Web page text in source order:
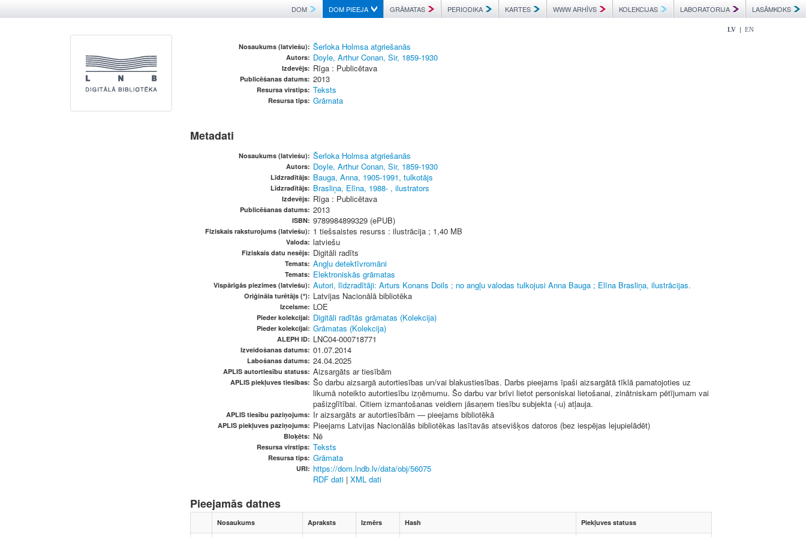
DOM DOM PIEEJA GRĀMATAS PERIODIKA KARTES WWW ARHĪVS KOLEKCIJAS LABORATORIJA LASĀMKOKS
LV | EN
Nosaukums (latviešu): Šerloka Holmsa atgriešanās
Autors: Doyle, Arthur Conan, Sir, 1859-1930
Izdevējs: Rīga : Publicētava
Publicēšanas datums: 2013
Resursa virstips: Teksts
Resursa tips: Grāmata
Metadati
Nosaukums (latviešu): Šerloka Holmsa atgriešanās
Autors: Doyle, Arthur Conan, Sir, 1859-1930
Līdzradītājs: Bauga, Anna, 1905-1991, tulkotājs
Līdzradītājs: Brasliņa, Elīna, 1988- , ilustrators
Izdevējs: Rīga : Publicētava
Publicēšanas datums: 2013
ISBN: 9789984899329 (ePUB)
Fiziskais raksturojums (latviešu): 1 tiešsaistes resurss : ilustrācija ; 1,40 MB
Valoda: latviešu
Fiziskais datu nesējs: Digitāli radīts
Temats: Angļu detektīvromāni
Temats: Elektroniskās grāmatas
Vispārīgās piezīmes (latviešu): Autori, līdzradītāji: Arturs Konans Doils ; no angļu valodas tulkojusi Anna Bauga ; Elīna Brasliņa, ilustrācijas.
Oriģināla turētājs (*): Latvijas Nacionālā bibliotēka
Izcelsme: LOE
Pieder kolekcijai: Digitāli radītās grāmatas (Kolekcija)
Pieder kolekcijai: Grāmatas (Kolekcija)
ALEPH ID: LNC04-000718771
Izveidošanas datums: 01.07.2014
Labošanas datums: 24.04.2025
APLIS autortiesību statuss: Aizsargāts ar tiesībām
APLIS piekļuves tiesības: Šo darbu aizsargā autortiesības un/vai blakustiesības. Darbs pieejams īpaši aizsargātā tīklā pamatojoties uz
likumā noteikto autortiesību izņēmumu. Šo darbu var brīvi lietot personiskai lietošanai, zinātniskam pētījumam vai
pašizglītībai. Citiem izmantošanas veidiem jāsaņem tiesību subjekta (-u) atļauja.
APLIS tiesību paziņojums: Ir aizsargāts ar autortiesībām — pieejams bibliotēkā
APLIS piekļuves paziņojums: Pieejams Latvijas Nacionālās bibliotēkas lasītavās atsevišķos datoros (bez iespējas lejupielādēt)
Bloķēts: Nē
Resursa virstips: Teksts
Resursa tips: Grāmata
URI: https://dom.lndb.lv/data/obj/56075
RDF dati | XML dati
Pieejamās datnes
Nosaukums Apraksts Izmērs Hash Piekļuves statuss